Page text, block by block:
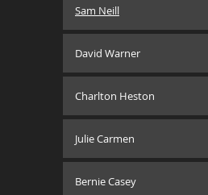
Sam Neill
David Warner
Charlton Heston
Julie Carmen
Bernie Casey